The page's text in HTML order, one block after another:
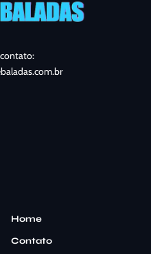
Home
Contato